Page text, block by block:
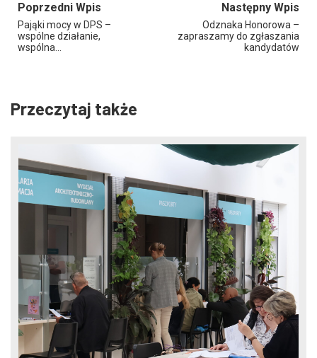
Poprzedni Wpis
Pająki mocy w DPS –
wspólne działanie,
wspólna…
Następny Wpis
Odznaka Honorowa –
zapraszamy do zgłaszania
kandydatów
Przeczytaj także